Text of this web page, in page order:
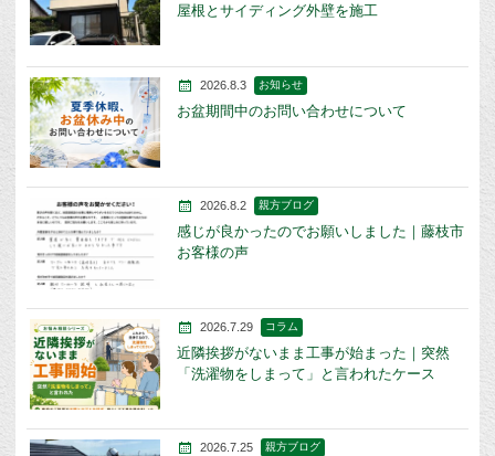
屋根とサイディング外壁を施工
2026.8.3 お知らせ
お盆期間中のお問い合わせについて
2026.8.2 親方ブログ
感じが良かったのでお願いしました｜藤枝市
お客様の声
2026.7.29 コラム
近隣挨拶がないまま工事が始まった｜突然
「洗濯物をしまって」と言われたケース
2026.7.25 親方ブログ